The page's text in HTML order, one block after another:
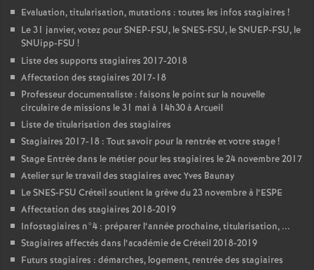
Evaluation, titularisation, mutations : toutes les infos stagiaires !
Le 31 janvier, votez pourSNEP-FSU, leSNES-FSU, leSNUEP-FSU, le
SNUipp-FSU !
Liste des supports stagiaires 2017-2018
Affectation des stagiaires 2017-18
Professeur documentaliste : faisons le point sur la nouvelle
circulaire de missions le 31 mai à 14h30 à Arcueil
Liste de titularisation des stagiaires
Stagiaires 2017-18 : Tout savoir pour la rentrée et votre stage!
Stage Entrée dans le métier pour les stagiaires le 24 novembre 2017
Atelier sur le travail des stagiaires avec Yves Baunay
LeSNES-FSU Créteil soutient la grève du 23 novembre à l’ESPE
Affectation des stagiaires 2018-2019
Infostagiaires n°4 : préparer l’année prochaine, titularisation, ...
Stagiaires affectés dans l’académie de Créteil 2018-2019
Futurs stagiaires : démarches, logement, rentrée des stagiaires